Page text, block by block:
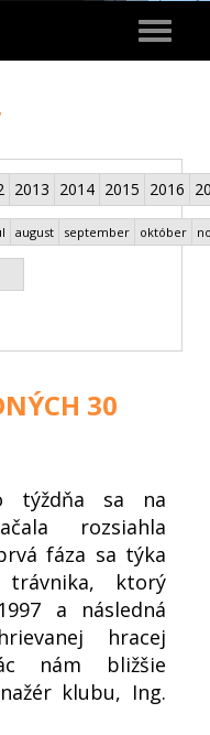
Toggle
2013 2014 2015 2016
august september október
30
týždňa sa na
rozsiahla
fáza sa týka
trávnika, ktorý
a následná
hracej
nám bližšie
klubu, Ing.